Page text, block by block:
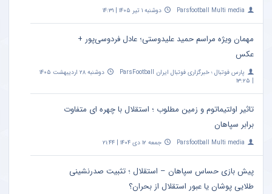
Parsfootball Multi media دوشنبه ۱ تیر ۱۴۰۵ | ۱۴:۳۱
مهمان ویژه مراسم حمید علیدوستی؛ عادل فردوسی‌پور +
عکس
پارس فوتبال ؛ خبرگزاری فوتبال ایران ParsFootball
دوشنبه ۲۸ اردیبهشت ۱۴۰۵
| ۱۳:۲۵
تاثیر اولتیماتوم و زمین مطلوب ؛ استقلال با چهره ای متفاوت
برابر سپاهان
Parsfootball Multi media جمعه ۱۲ دی ۱۴۰۴ | ۲۱:۴۴
پیش بازی حساس سپاهان – استقلال ؛ تثبیت صدرنشینی
طلایی پوشان یا عبور استقلال از بحران؟